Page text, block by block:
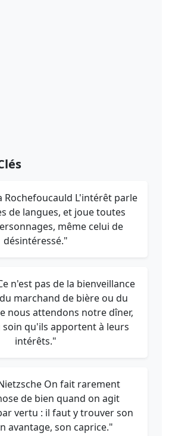
Rochefoucauld L'intérêt parle
de langues, et joue toutes
même celui de
désintéressé."
n'est pas de la bienveillance
marchand de bière ou du
nous attendons notre dîner,
soin qu'ils apportent à leurs
intérêts."
On fait rarement
de bien quand on agit
vertu : il faut y trouver son
avantage, son caprice."